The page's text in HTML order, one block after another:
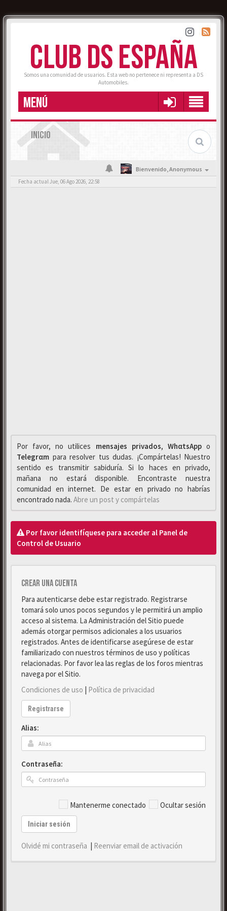
CLUB DS ESPAÑA
Somos una comunidad de usuarios. Esta web no pertenece ni representa a DS
Automobiles.
MENÚ
INICIO
Bienvenido,Anonymous
Fecha actual Jue, 06 Ago 2026, 22:58
Por favor, no utilices mensajes privados, WhαtsAppo
Telegrαm para resolver tus dudas. ¡Compártelas! Nuestro
sentido es transmitir sabiduría. Si lo haces en privado,
mañana no estará disponible. Encontraste nuestra
comunidad en internet. De estar en privado no habrías
encontrado nada. Abre un post y compártelas
Por favor identifíquese para acceder al Panel de
Control de Usuario
Crear una cuenta
Para autenticarse debe estar registrado. Registrarse
tomará solo unos pocos segundos y le permitirá un amplio
acceso al sistema. La Administración del Sitio puede
además otorgar permisos adicionales a los usuarios
registrados. Antes de identificarse asegúrese de estar
familiarizado con nuestros términos de uso y políticas
relacionadas. Por favor lea las reglas de los foros mientras
navega por el Sitio.
Condiciones de uso | Política de privacidad
Registrarse
Alias:
Contraseña:
Mantenerme conectado Ocultar sesión
Iniciar sesión
Olvidé mi contraseña | Reenviar email de activación